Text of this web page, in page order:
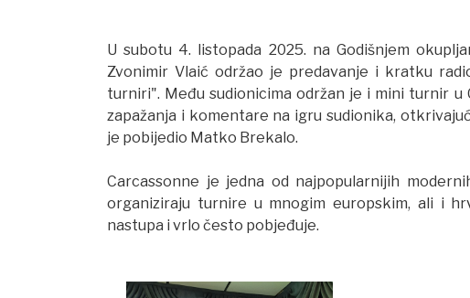
U subotu 4. listopada 2025. na Godišnjem
Zvonimir Vlaić održao je predavanje i kratku
turniri". Među sudionicima održan je i mini turnir
zapažanja i komentare na igru sudionika,
je pobijedio Matko Brekalo.
Carcassonne je jedna od najpopularnijih
organiziraju turnire u mnogim europskim, ali i
nastupa i vrlo često pobjeđuje.